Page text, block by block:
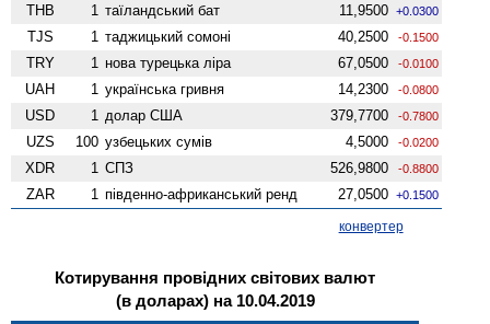
THB 1 таїландський бат 11,9500 +0.0300
TJS 1 таджицький сомоні 40,2500 -0.1500
TRY 1 нова турецька ліра 67,0500 -0.0100
UAH 1 українська гривня 14,2300 -0.0800
USD 1 долар США 379,7700 -0.7800
UZS 100 узбецьких сумів 4,5000 -0.0200
XDR 1 СПЗ 526,9800 -0.8800
ZAR 1 південно-африканський ренд 27,0500 +0.1500
конвертер
Котирування провідних світових валют
(в доларах) на 10.04.2019